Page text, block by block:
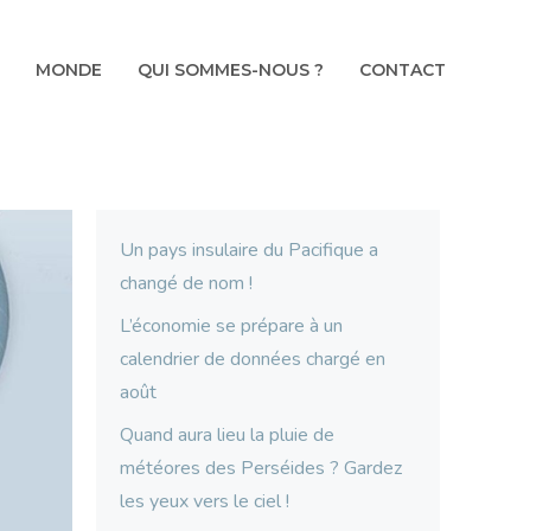
MONDE QUI SOMMES-NOUS ? CONTACT
Un pays insulaire du Pacifique a
changé de nom !
L’économie se prépare à un
calendrier de données chargé en
août
Quand aura lieu la pluie de
météores des Perséides ? Gardez
les yeux vers le ciel !